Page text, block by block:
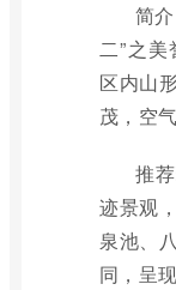
简
二”之
区内山
茂，空气
推
迹景观
泉池、
同，呈